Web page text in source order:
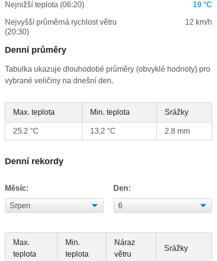
Nejnižší teplota (06:20) 19 °C
Nejvyšší průměrná rychlost větru
(20:30)
12 km/h
Denní průměry
Tabulka ukazuje dlouhodobé průměry (obvyklé hodnoty) pro
vybrané veličiny na dnešní den.
Max. teplota Min. teplota Srážky
25.2 °C 13.2 °C 2.8 mm
Denní rekordy
Měsíc: Den:
Max.
teplota
Min.
teplota
Náraz
větru
Srážky